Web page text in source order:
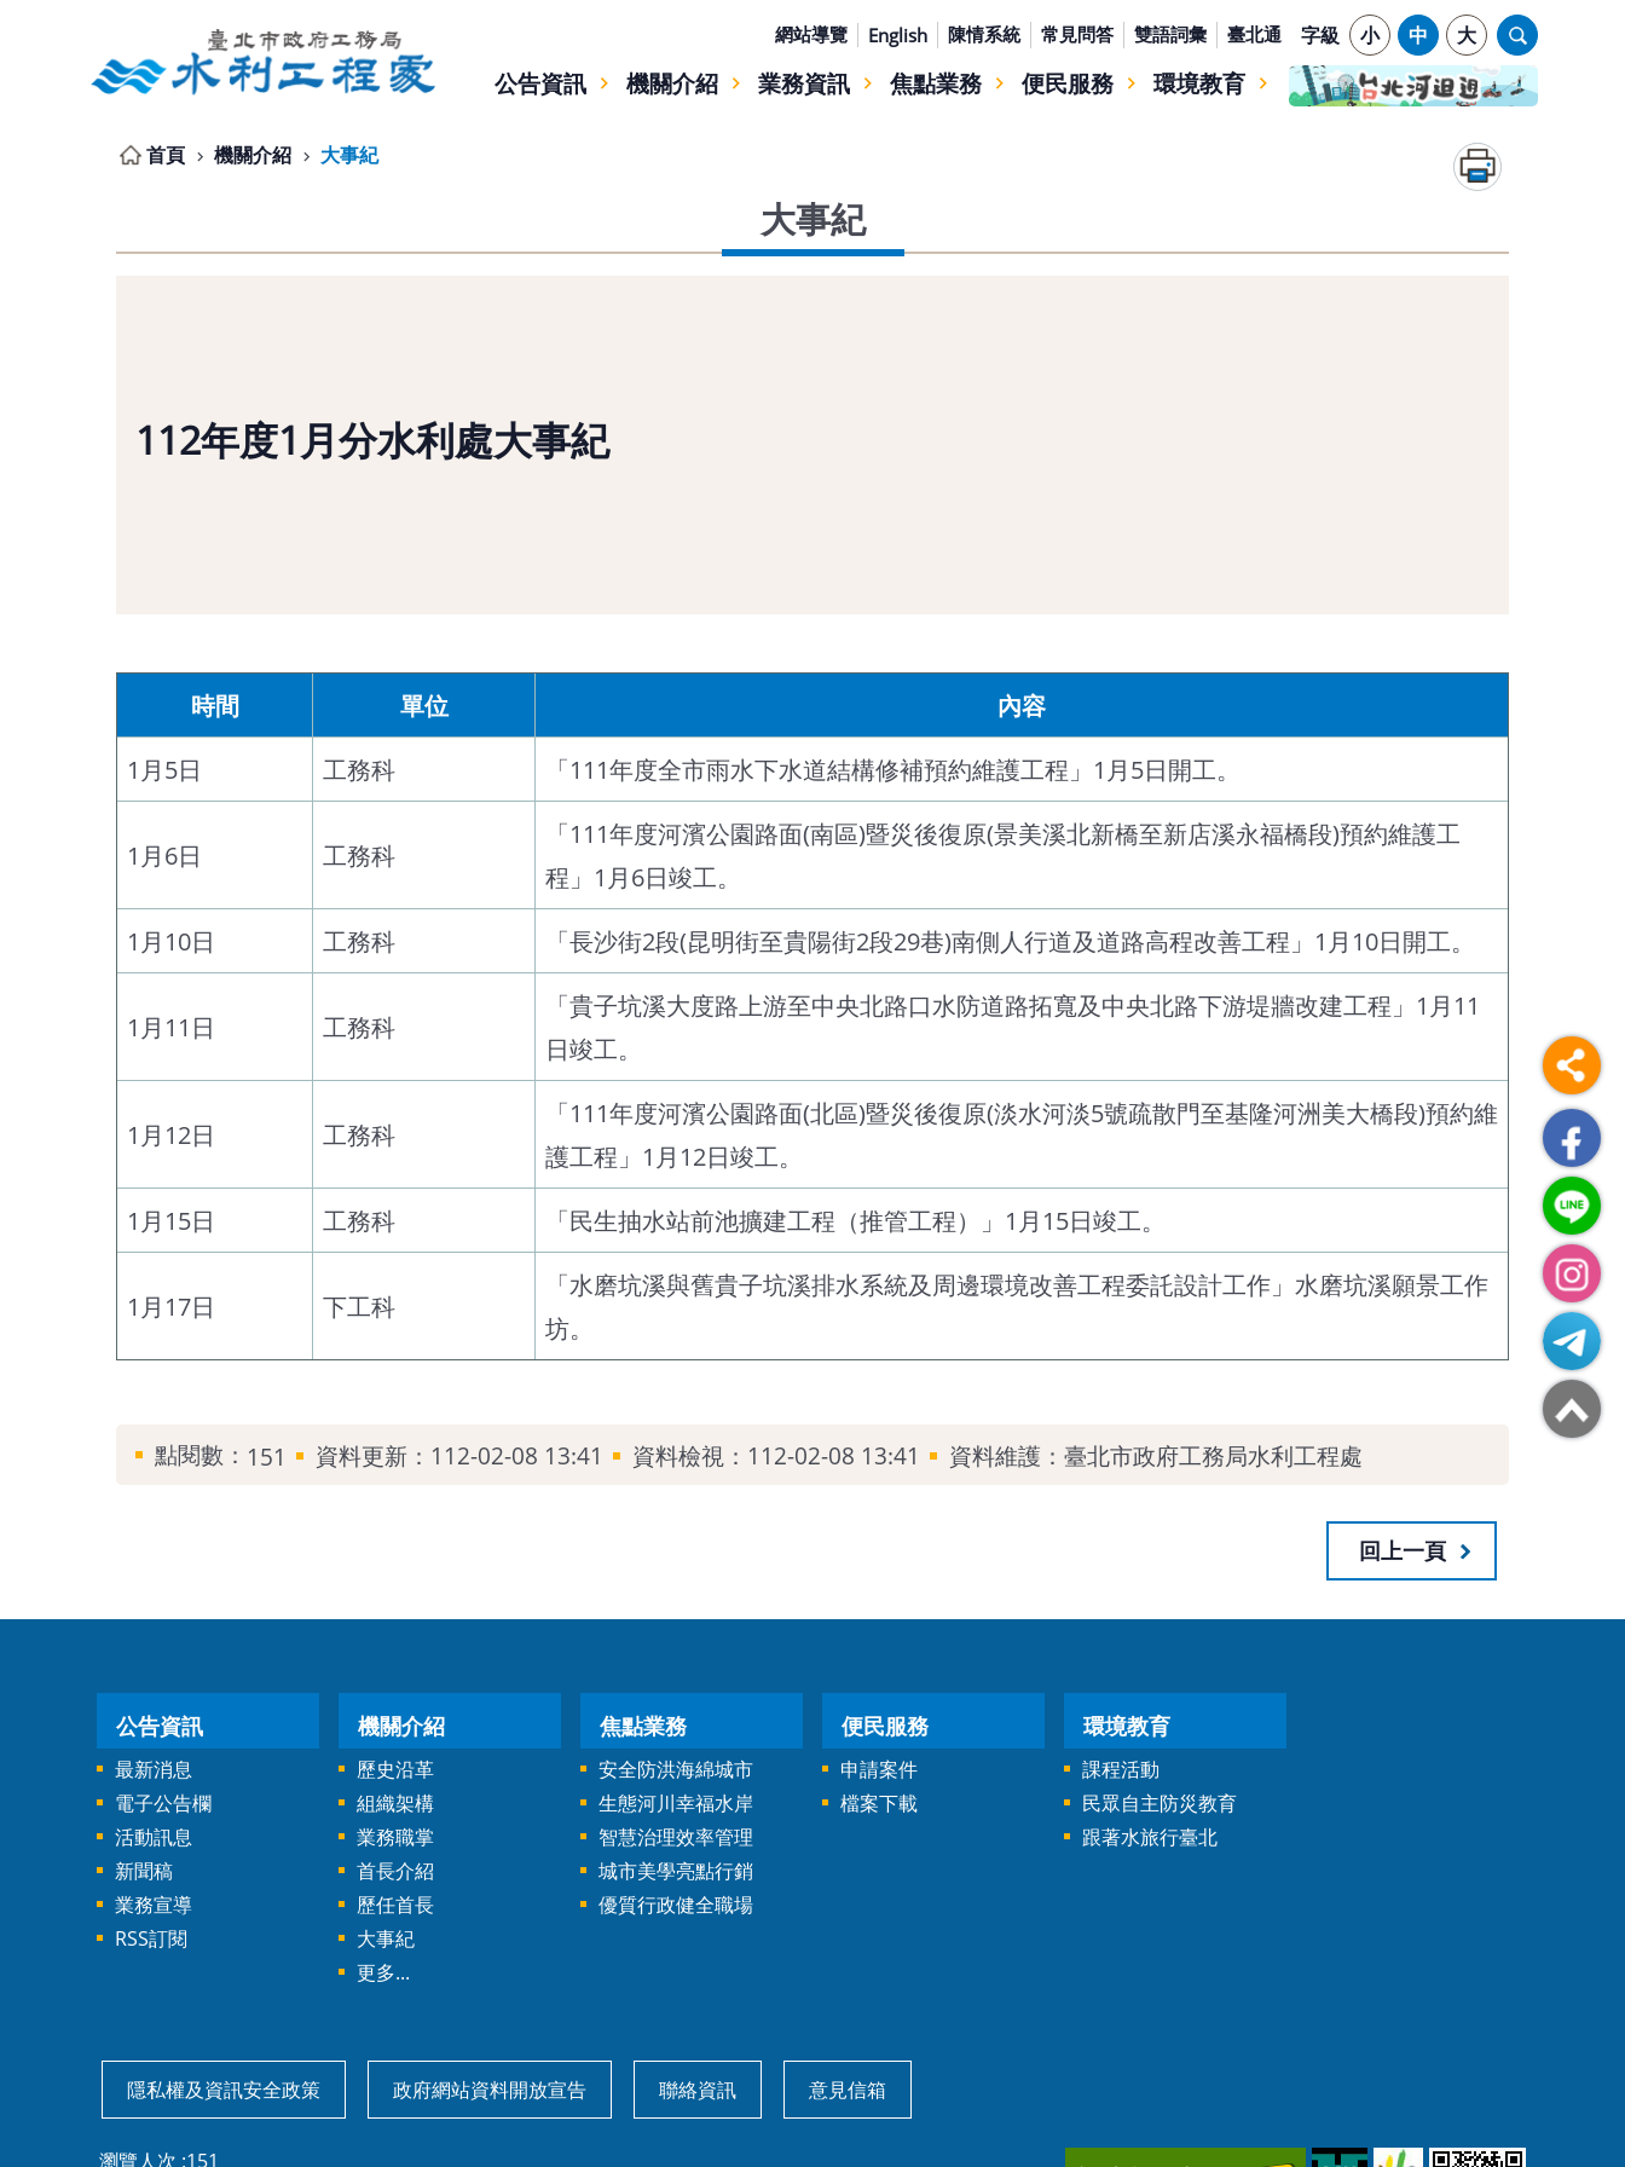
網站導覽 English 陳情系統 常見問答 雙語詞彙 臺北通 字級 小 中 大
公告資訊 機關介紹 業務資訊 焦點業務 便民服務 環境教育
首頁 機關介紹 大事紀
大事紀
112年度1月分水利處大事紀
時間 單位
內容
1月5日
工務科 「111年度全市雨水下水道結構修補預約維護工程」1月5日開工。
1月6日 工務科
「111年度河濱公園路面(南區)暨災後復原(景美溪北新橋至新店溪永福橋段)預約維護工
程」1月6日竣工。
1月10日
工務科 「長沙街2段(昆明街至貴陽街2段29巷)南側人行道及道路高程改善工程」1月10日開工。
1月11日 工務科
「貴子坑溪大度路上游至中央北路口水防道路拓寬及中央北路下游堤牆改建工程」1月11
日竣工。
1月12日 工務科
「111年度河濱公園路面(北區)暨災後復原(淡水河淡5號疏散門至基隆河洲美大橋段)預約維
護工程」1月12日竣工。
1月15日
工務科 「民生抽水站前池擴建工程（推管工程）」1月15日竣工。
1月17日 下工科
「水磨坑溪與舊貴子坑溪排水系統及周邊環境改善工程委託設計工作」水磨坑溪願景工作
坊。
點閱數： 151 資料更新：112-02-08 13:41 資料檢視：112-02-08 13:41 資料維護：臺北市政府工務局水利工程處
回上一頁
公告資訊
最新消息
電子公告欄
活動訊息
新聞稿
業務宣導
RSS訂閱
機關介紹
歷史沿革
組織架構
業務職掌
首長介紹
歷任首長
大事紀
更多...
焦點業務
安全防洪海綿城市
生態河川幸福水岸
智慧治理效率管理
城市美學亮點行銷
優質行政健全職場
便民服務
申請案件
檔案下載
環境教育
課程活動
民眾自主防災教育
跟著水旅行臺北
隱私權及資訊安全政策 政府網站資料開放宣告 聯絡資訊 意見信箱
瀏覽人次 151